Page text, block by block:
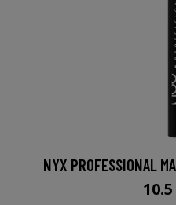
NYX PROFESSIONAL